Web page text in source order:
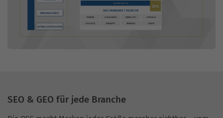
SEO & GEO für jede Branche